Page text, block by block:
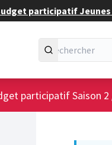
participatif Jeunes
participatif Saison 2